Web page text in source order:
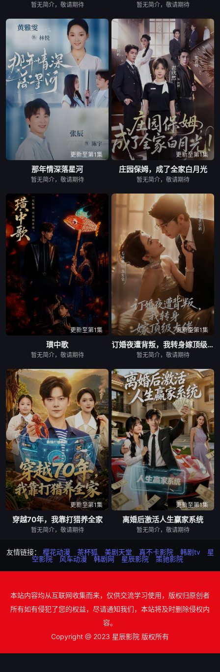
暂无简介，敬请期待 暂无简介，敬请期待
更新至第1集
那年情深落星河
暂无简介，敬请期待
更新至第1集
庄园保姆，成了全家白月光
暂无简介，敬请期待
更新至第1集
璜中歌
暂无简介，敬请期待
更新至第1集
订婚夜遭背叛，我转身嫁顶级大佬
暂无简介，敬请期待
更新至第1集
穿越70年，我靠打猎养全家
暂无简介，敬请期待
更新至第1集
离婚后激活人生赢家系统
暂无简介，敬请期待
友情链接： 樱花动漫 茶杯狐 美剧天堂 真不卡影院 韩剧tv
星
空影院
风车动漫 韩剧网 星辰影院 策驰影院
本站内容均从互联网收集而来，仅供交流学习使用，版权归原创者
所有如有侵犯了您的权益，尽请通知我们，本站将及时删除侵权内
容。
Copyright @ 2023 星辰影院 版权所有